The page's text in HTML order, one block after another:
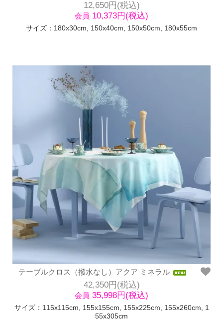
12,650円(税込)
会員 10,373円(税込)
サイズ：180x30cm, 150x40cm, 150x50cm, 180x55cm
テーブルクロス（撥水なし）アクア ミネラル
42,350円(税込)
会員 35,998円(税込)
サイズ：115x115cm, 155x155cm, 155x225cm, 155x260cm, 1
55x305cm